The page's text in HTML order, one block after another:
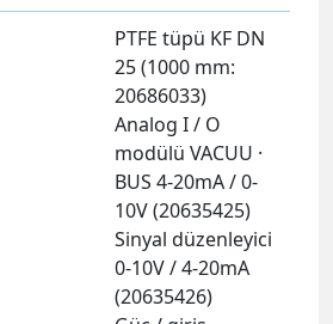
PTFE tüpü KF DN
25 (1000 mm:
20686033)
Analog I / O
modülü VACUU ·
BUS 4-20mA / 0-
10V (20635425)
Sinyal düzenleyici
0-10V / 4-20mA
(20635426)